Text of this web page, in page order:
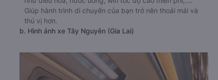
cao bởi chất lượng dịch vụ tốt. Đội ngũ nhân viên tư vấn
nhiệt tình, sẵn sàng giải đáp mọi thắc mắc của hành
khách. Trên xe được trang bị đầy đủ tiện nghi hiện đại
như điều hòa, nước uống, wifi tốc độ cao miễn phí,....
thú vị hơn.
b. Hình ảnh xe Tây Nguyên (Gia Lai)